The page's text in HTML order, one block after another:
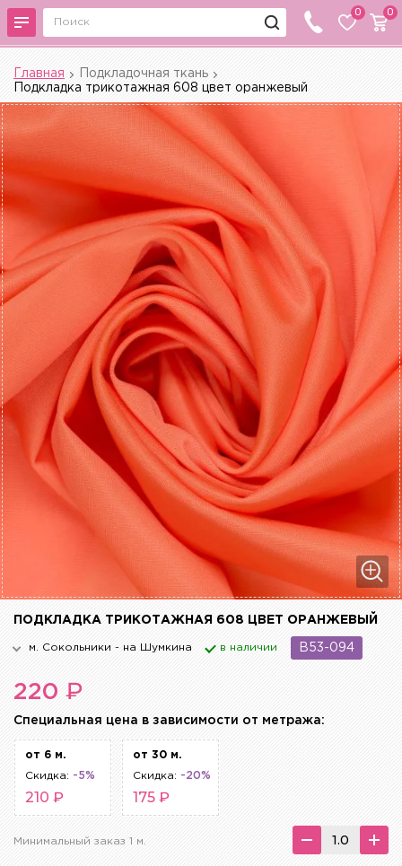
0 0
Главная
Подкладочная ткань
Подкладка трикотажная 608 цвет оранжевый
ПОДКЛАДКА ТРИКОТАЖНАЯ 608 ЦВЕТ ОРАНЖЕВЫЙ
м. Сокольники - на Шумкина в наличии B53-094
220 ₽
Cпециальная цена в зависимости от метража:
от 6 м.
Скидка: -5%
210 ₽
от 30 м.
Скидка: -20%
175 ₽
Минимальный заказ 1 м.